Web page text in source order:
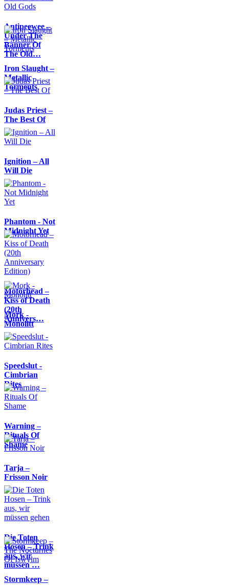
Antipeewee –
Under The
Banner Of
The Old…
Iron Slaught –
Metallic
Torments
Judas Priest –
The Best Of
Ignition – All
Will Die
Phantom - Not
Midnight Yet
Motörhead –
Kiss of Death
(20th
Annivers…
Mork -
Monolitt
Speedslut -
Cimbrian
Rites
Warning –
Rituals Of
Shame
Tarja –
Frisson Noir
Die Toten
Hosen – Trink
aus, wir
müssen …
Stormkeep –